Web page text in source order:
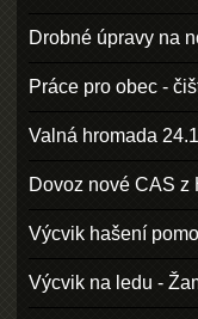
Drobné úpravy na
Práce pro obec -
Valná hromada
Dovoz nové CAS z
Výcvik hašení
Výcvik na ledu -